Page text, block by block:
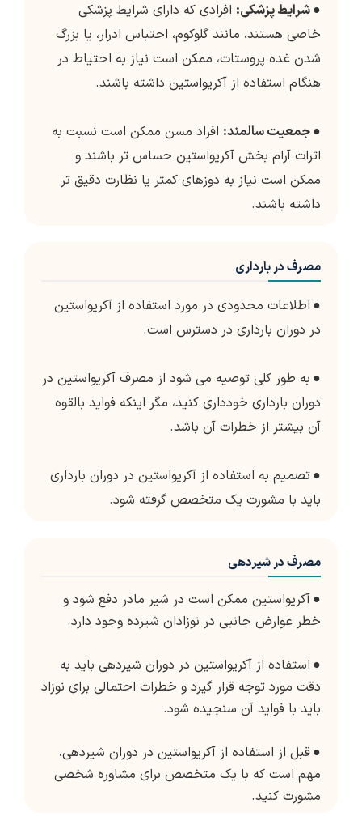
●شرایط پزشکی: افرادی که دارای شرایط پزشکی
خاصی هستند، مانند گلوکوم، احتباس ادرار، یا بزرگ
شدن غده پروستات، ممکن است نیاز به احتیاط در
هنگام استفاده از آکریواستین داشته باشند.
●جمعیت سالمند: افراد مسن ممکن است نسبت به
اثرات آرام بخش آکریواستین حساس تر باشند و
ممکن است نیاز به دوزهای کمتر یا نظارت دقیق تر
داشته باشند.
مصرف در بارداری
● اطلاعات محدودی در مورد استفاده از آکریواستین
در دوران بارداری در دسترس است.
● به طور کلی توصیه می شود از مصرف آکریواستین در
دوران بارداری خودداری کنید، مگر اینکه فواید بالقوه
آن بیشتر از خطرات آن باشد.
●تصمیم به استفاده از آکریواستین در دوران بارداری
باید با مشورت یک متخصص گرفته شود.
مصرف در شیردهی
●آکریواستین ممکن است در شیر مادر دفع شود و
خطر عوارض جانبی در نوزادان شیرده وجود دارد.
● استفاده از آکریواستین در دوران شیردهی باید به
دقت مورد توجه قرار گیرد و خطرات احتمالی برای نوزاد
باید با فواید آن سنجیده شود.
●قبل از استفاده از آکریواستین در دوران شیردهی،
مهم است که با یک متخصص برای مشاوره شخصی
مشورت کنید.